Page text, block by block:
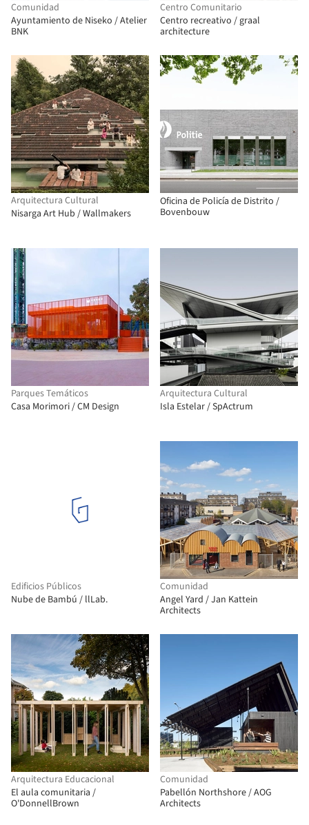
Comunidad
Ayuntamiento de Niseko / Atelier
BNK
Centro Comunitario
Centro recreativo / graal
architecture
Arquitectura Cultural
Nisarga Art Hub / Wallmakers
Oficina de Policía de Distrito /
Bovenbouw
Parques Temáticos
Casa Morimori / CM Design
Arquitectura Cultural
Isla Estelar / SpActrum
Edificios Públicos
Nube de Bambú / llLab.
Comunidad
Angel Yard / Jan Kattein
Architects
Arquitectura Educacional
El aula comunitaria /
O'DonnellBrown
Comunidad
Pabellón Northshore / AOG
Architects